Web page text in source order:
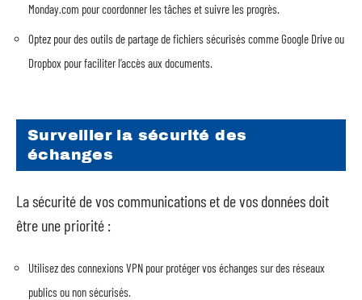
Monday.com pour coordonner les tâches et suivre les progrès.
Optez pour des outils de partage de fichiers sécurisés comme Google Drive ou
Dropbox pour faciliter l’accès aux documents.
Surveiller la sécurité des
échanges
La sécurité de vos communications et de vos données doit
être une priorité :
Utilisez des connexions VPN pour protéger vos échanges sur des réseaux
publics ou non sécurisés.